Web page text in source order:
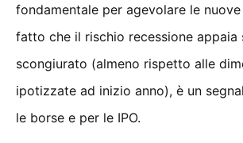
fondamentale per agevolare le
fatto che il rischio recessione appaia
scongiurato (almeno rispetto alle
ipotizzate ad inizio anno), è un
le borse e per le IPO.